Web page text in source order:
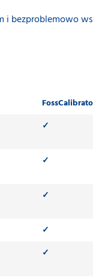
i bezproblemowo
✓
✓
✓
✓
✓